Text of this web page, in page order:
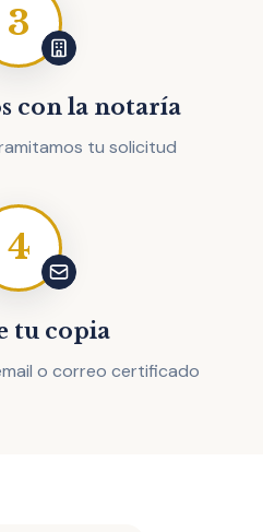
3
con la notaría
tu solicitud
4
tu copia
o correo certificado